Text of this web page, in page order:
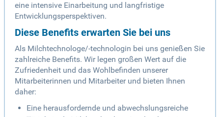
eine intensive Einarbeitung und langfristige
Entwicklungsperspektiven.
Diese Benefits erwarten Sie bei uns
Als Milchtechnologe/-technologin bei uns genießen Sie
zahlreiche Benefits. Wir legen großen Wert auf die
Zufriedenheit und das Wohlbefinden unserer
Mitarbeiterinnen und Mitarbeiter und bieten Ihnen
daher:
Eine herausfordernde und abwechslungsreiche